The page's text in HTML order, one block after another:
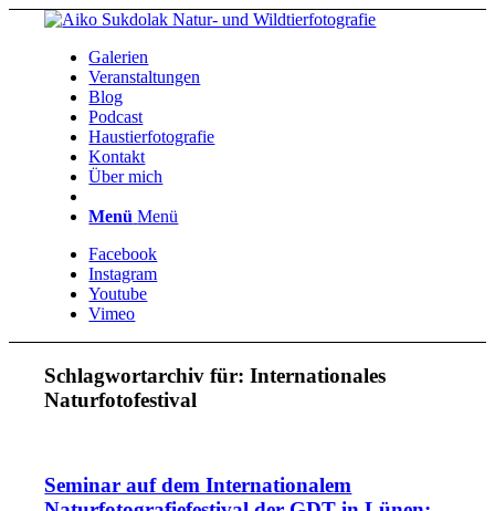
Galerien
Veranstaltungen
Blog
Podcast
Haustierfotografie
Kontakt
Über mich
Menü Menü
Facebook
Instagram
Youtube
Vimeo
Schlagwortarchiv für:Internationales
Naturfotofestival
Seminar auf dem Internationalem